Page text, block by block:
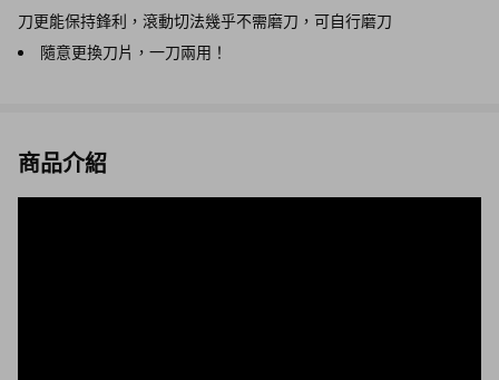
刀更能保持鋒利，滾動切法幾乎不需磨刀，可自行磨刀
隨意更換刀片，一刀兩用！
商品介紹